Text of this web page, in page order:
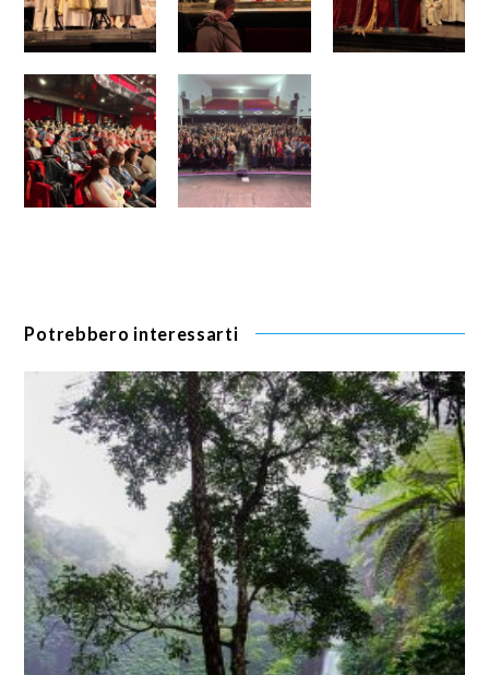
Potrebbero interessarti